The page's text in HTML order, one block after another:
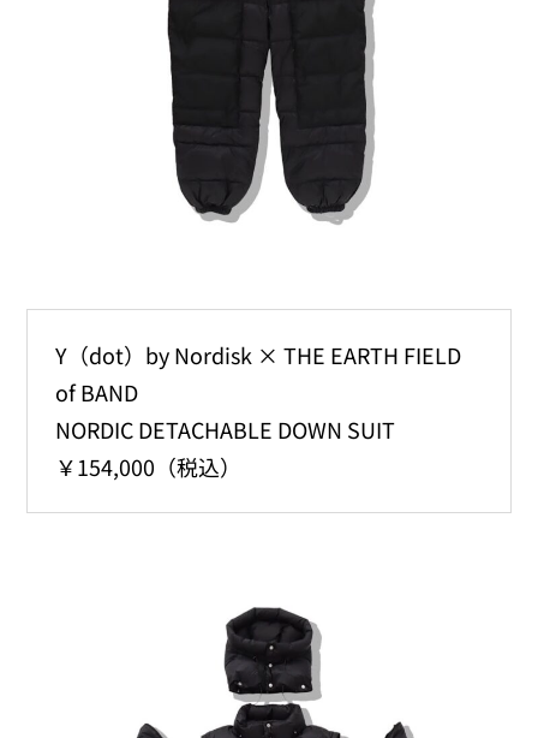
Y（dot）by Nordisk × THE EARTH FIELD
of BAND
NORDIC DETACHABLE DOWN SUIT
￥154,000（税込）